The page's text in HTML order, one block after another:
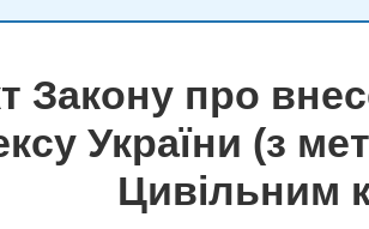
Закону про
України (з
Цивільним